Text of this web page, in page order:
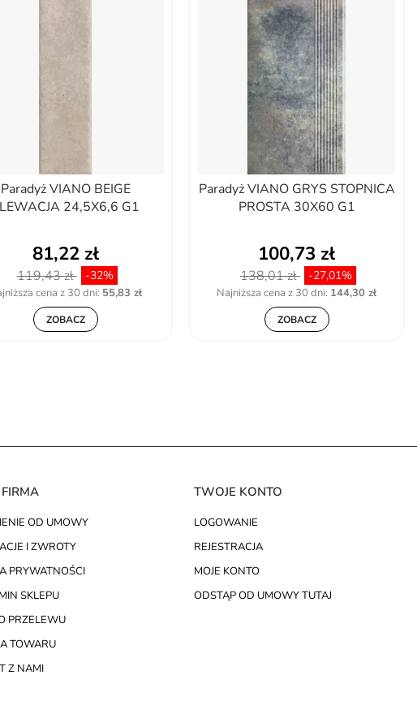
Paradyż VIANO BEIGE
24,5X6,6 G1
81,22 zł
119,43 zł -32%
cena z 30 dni: 55,83 zł
ZOBACZ
Paradyż VIANO GRYS STOPNICA
PROSTA 30X60 G1
100,73 zł
138,01 zł -27,01%
Najniższa cena z 30 dni: 144,30 zł
ZOBACZ
OD UMOWY
I ZWROTY
PRYWATNOŚCI
SKLEPU
PRZELEWU
TOWARU
Z NAMI
TWOJE KONTO
LOGOWANIE
REJESTRACJA
MOJE KONTO
ODSTĄP OD UMOWY TUTAJ